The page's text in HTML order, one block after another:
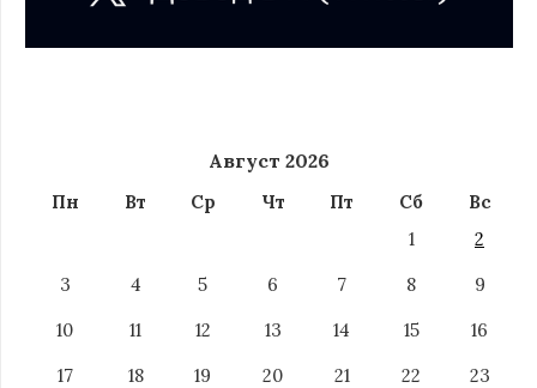
Август 2026
Пн Вт Ср Чт Пт Сб
Вс
1
2
3
4 5 6 7 8
9
10
11 12 13 14 15
16
17
18 19 20 21 22
23